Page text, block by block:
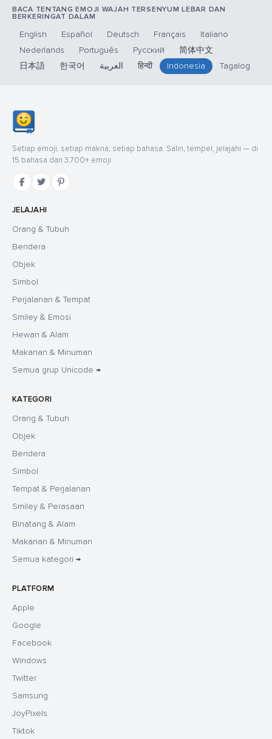
BACA TENTANG EMOJI WAJAH TERSENYUM LEBAR DAN
BERKERINGAT DALAM
English Español Deutsch Français
Italiano
Nederlands
Português Русский
简体中文
日本語
한국어 العربية हिन्दी Indonesia Tagalog
Setiap emoji, setiap makna, setiap bahasa. Salin, tempel, jelajahi — di
15 bahasa dan 3.700+ emoji.
JELAJAHI
Orang & Tubuh
Bendera
Objek
Simbol
Perjalanan & Tempat
Smiley & Emosi
Hewan & Alam
Makanan & Minuman
Semua grup Unicode →
KATEGORI
Orang & Tubuh
Objek
Bendera
Simbol
Tempat & Perjalanan
Smiley & Perasaan
Binatang & Alam
Makanan & Minuman
Semua kategori →
PLATFORM
Apple
Google
Facebook
Windows
Twitter
Samsung
JoyPixels
Tiktok